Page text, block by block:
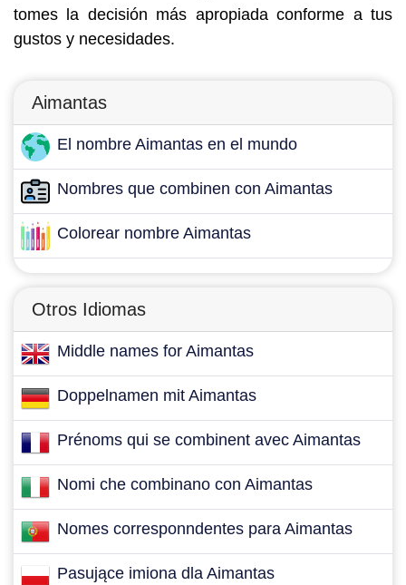
tomes la decisión más apropiada conforme a tus
gustos y necesidades.
Aimantas
El nombre Aimantas en el mundo
Nombres que combinen con Aimantas
Colorear nombre Aimantas
Otros Idiomas
Middle names for Aimantas
Doppelnamen mit Aimantas
Prénoms qui se combinent avec Aimantas
Nomi che combinano con Aimantas
Nomes corresponndentes para Aimantas
Pasujące imiona dla Aimantas